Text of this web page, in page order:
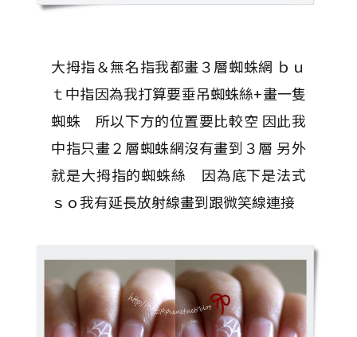
大拇指＆無名指我都畫３層蜘蛛網 ｂｕ
ｔ中指因為我打算要垂吊蜘蛛絲+畫一隻
蜘蛛 所以下方的位置要比較空 因此我
中指只畫２層蜘蛛網沒有畫到３層 另外
就是大拇指的蜘蛛絲 因為底下是法式
ｓｏ我有延長放射線畫到跟微笑線連接